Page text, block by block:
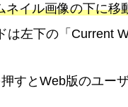
ネイル画像の下に移
は左下の「Current
すとWeb版のユー